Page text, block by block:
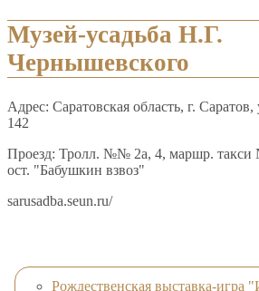
Музей-усадьба Н.Г.
Чернышевского
Адрес: Саратовская область, г.
142
Проезд: Тролл. №№ 2а, 4, маршр.
ост. "Бабушкин взвоз"
sarusadba.seun.ru/
Рождественская выставка-игра